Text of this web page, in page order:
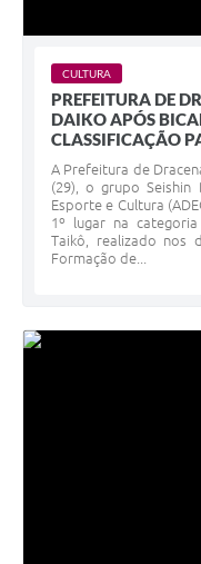
CULTURA
PREFEITURA DE
DAIKO APÓS
CLASSIFICAÇÃO
A Prefeitura de
(29), o grupo Seishin
Esporte e Cultura
1º lugar na
Taikô, realizado nos
Formação de...